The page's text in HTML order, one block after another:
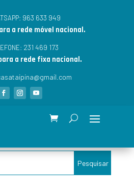
963 633 949
a rede móvel nacional.
231 469 173
a rede fixa nacional.